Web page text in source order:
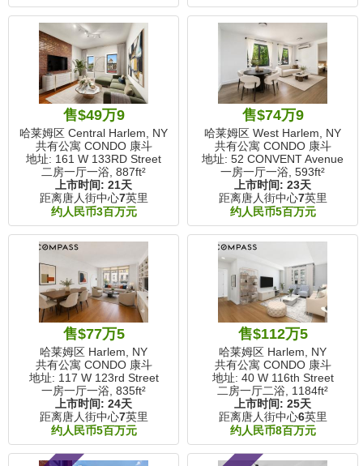
售$49万9
哈莱姆区 Central Harlem, NY
共有公寓 CONDO 康斗
地址: 161 W 133RD Street
二房一厅一浴, 887ft²
上市时间: 21天
距离唐人街中心7英里
约人民币3百万元
售$74万9
哈莱姆区 West Harlem, NY
共有公寓 CONDO 康斗
地址: 52 CONVENT Avenue
一房一厅一浴, 593ft²
上市时间: 23天
距离唐人街中心7英里
约人民币5百万元
售$77万5
哈莱姆区 Harlem, NY
共有公寓 CONDO 康斗
地址: 117 W 123rd Street
一房一厅一浴, 835ft²
上市时间: 24天
距离唐人街中心7英里
约人民币5百万元
售$112万5
哈莱姆区 Harlem, NY
共有公寓 CONDO 康斗
地址: 40 W 116th Street
二房一厅二浴, 1184ft²
上市时间: 25天
距离唐人街中心6英里
约人民币8百万元